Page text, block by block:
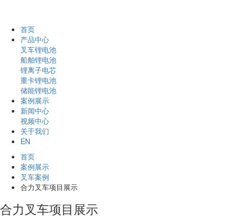
首页
产品中心
叉车锂电池
船舶锂电池
锂离子电芯
重卡锂电池
储能锂电池
案例展示
新闻中心
视频中心
关于我们
EN
首页
案例展示
叉车案例
合力叉车项目展示
合力叉车项目展示